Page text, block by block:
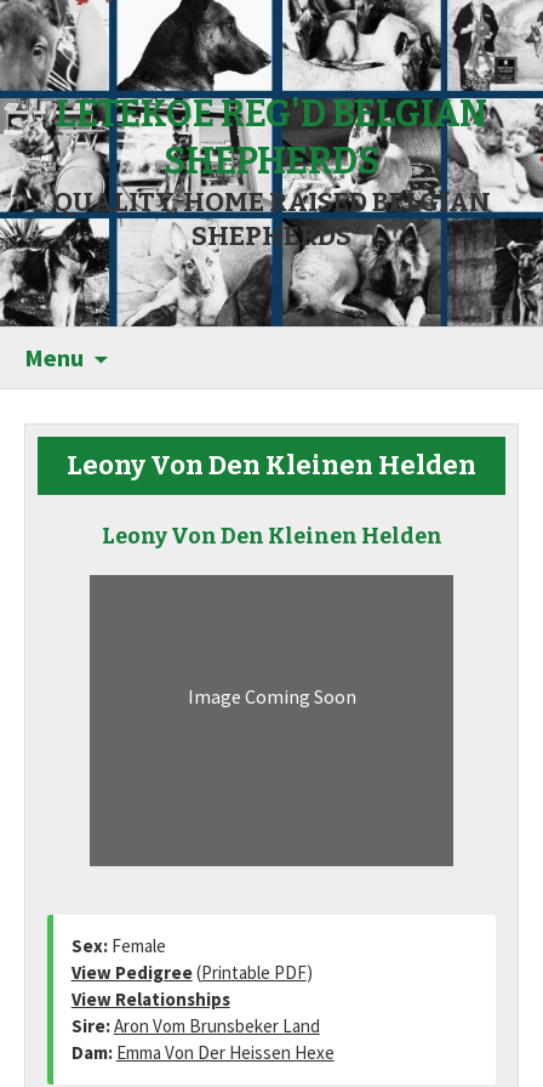
LETEKOE REG'D BELGIAN
SHEPHERDS
QUALITY, HOME RAISED BELGIAN
SHEPHERDS
Menu
Leony Von Den Kleinen Helden
Leony Von Den Kleinen Helden
Image Coming Soon
Sex: Female
View Pedigree(Printable PDF)
View Relationships
Sire:Aron Vom Brunsbeker Land
Dam: Emma Von Der Heissen Hexe